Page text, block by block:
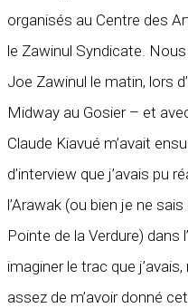
organisés au Centre des
le Zawinul Syndicate.
Joe Zawinul le matin, lors
Midway au Gosier – et
Claude Kiavué m’avait
d’interview que j’avais pu
l’Arawak (ou bien je ne
Pointe de la Verdure) dans
imaginer le trac que
assez de m’avoir donné